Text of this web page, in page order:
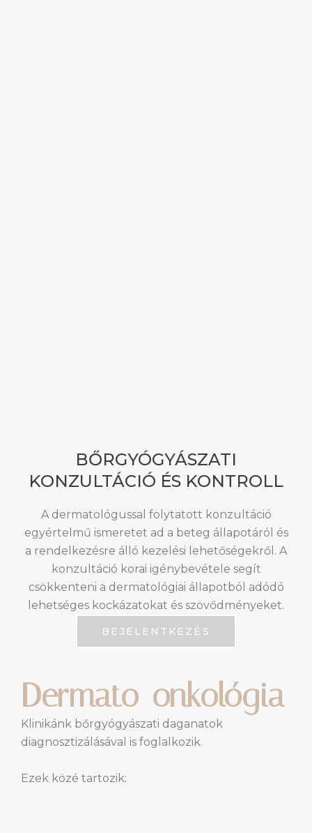
BŐRGYÓGYÁSZATI
KONZULTÁCIÓ ÉS KONTROLL
A dermatológussal folytatott konzultáció
egyértelmű ismeretet ad a beteg állapotáról és
a rendelkezésre álló kezelési lehetőségekről. A
konzultáció korai igénybevétele segít
csökkenteni a dermatológiai állapotból adódó
lehetséges kockázatokat és szövődményeket.
BEJELENTKEZÉS
Dermato-onkológia
Klinikánk bőrgyógyászati daganatok
diagnosztizálásával is foglalkozik.
Ezek közé tartozik: